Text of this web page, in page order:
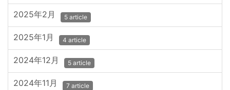
2025年2月 5 article
2025年1月 4 article
2024年12月 5 article
2024年11月 7 article